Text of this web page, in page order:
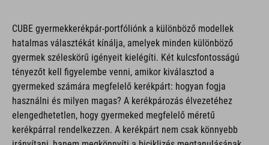
hatalmas választékát kínálja, amelyek minden különböző
gyermek széleskörű igényeit kielégíti. Két kulcsfontosságú
tényezőt kell figyelembe venni, amikor kiválasztod a
gyermeked számára megfelelő kerékpárt: hogyan fogja
használni és milyen magas? A kerékpározás élvezetéhez
elengedhetetlen, hogy gyermeked megfelelő méretű
kerékpárral rendelkezzen. A kerékpárt nem csak könnyebb
irányítani, hanem megkönnyíti a biciklizés megtanulásának